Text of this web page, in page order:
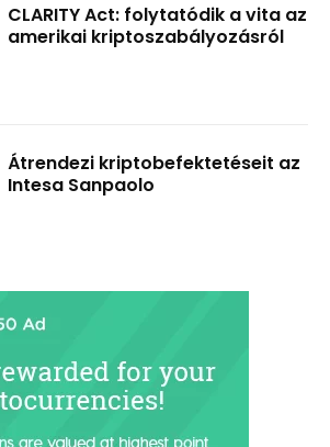
CLARITY Act: folytatódik a vita az
amerikai kriptoszabályozásról
Átrendezi kriptobefektetéseit az
Intesa Sanpaolo